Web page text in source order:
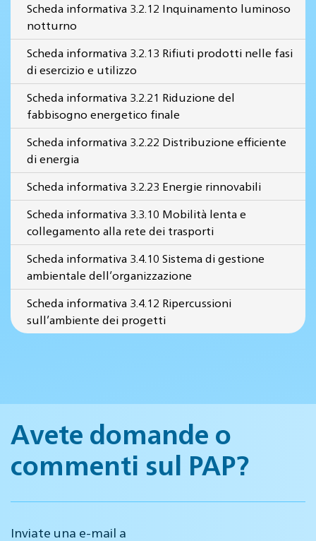
Scheda informativa 3.2.12 Inquinamento luminoso
notturno
Scheda informativa 3.2.13 Rifiuti prodotti nelle fasi
di esercizio e utilizzo
Scheda informativa 3.2.21 Riduzione del
fabbisogno energetico finale
Scheda informativa 3.2.22 Distribuzione efficiente
di energia
Scheda informativa 3.2.23 Energie rinnovabili
Scheda informativa 3.3.10 Mobilità lenta e
collegamento alla rete dei trasporti
Scheda informativa 3.4.10 Sistema di gestione
ambientale dell’organizzazione
Scheda informativa 3.4.12 Ripercussioni
sull’ambiente dei progetti
Avete domande o
commenti sul PAP?
Inviate una e-mail a